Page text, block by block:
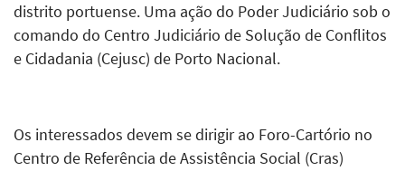
distrito portuense. Uma ação do Poder Judiciário sob o
comando do Centro Judiciário de Solução de Conflitos
e Cidadania (Cejusc) de Porto Nacional.
Os interessados devem se dirigir ao Foro-Cartório no
Centro de Referência de Assistência Social (Cras)